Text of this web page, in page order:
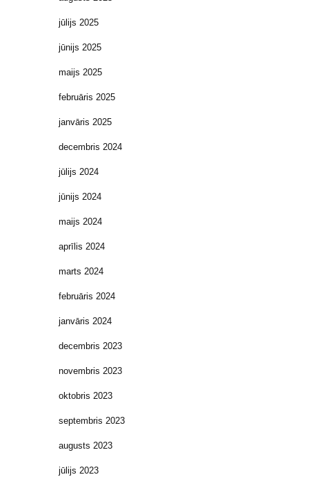
jūlijs 2025
jūnijs 2025
maijs 2025
februāris 2025
janvāris 2025
decembris 2024
jūlijs 2024
jūnijs 2024
maijs 2024
aprīlis 2024
marts 2024
februāris 2024
janvāris 2024
decembris 2023
novembris 2023
oktobris 2023
septembris 2023
augusts 2023
jūlijs 2023